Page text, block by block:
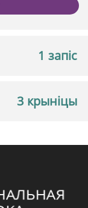
1 запіс
3 крыніцы